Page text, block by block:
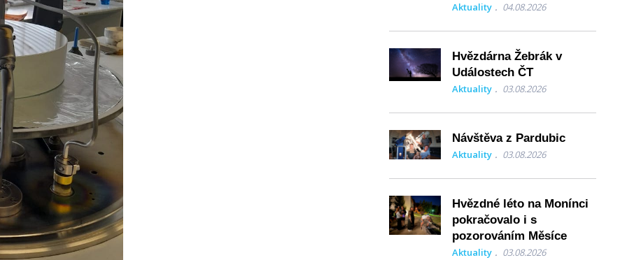
Aktuality 04.08.2026
Hvězdárna Žebrák v
Událostech ČT
Aktuality 03.08.2026
Návštěva z Pardubic
Aktuality 03.08.2026
Hvězdné léto na Monínci
pokračovalo i s
pozorováním Měsíce
Aktuality 03.08.2026